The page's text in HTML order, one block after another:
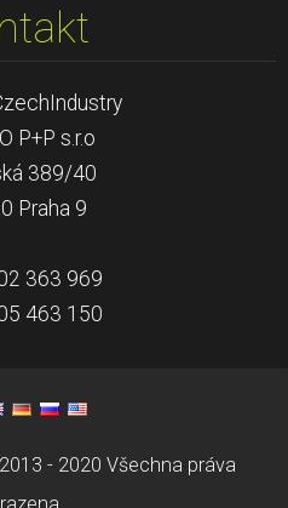
P+P s.r.o
389/40
Praha 9
363 969
463 150
- 2020 Všechna práva